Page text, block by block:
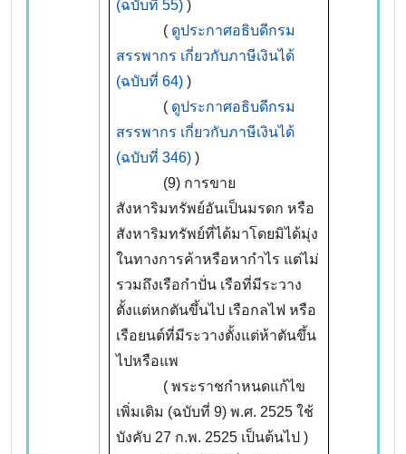
(ฉบับที่55) )
( ดูประกาศอธิบดีกรม
สรรพากร เกี่ยวกับภาษีเงินได้
(ฉบับที่64) )
( ดูประกาศอธิบดีกรม
สรรพากร เกี่ยวกับภาษีเงินได้
(ฉบับที่346) )
(9) การขาย
สังหาริมทรัพย์อันเป็นมรดก หรือ
สังหาริมทรัพย์ที่ได้มาโดยมิได้มุ่ง
ในทางการค้าหรือหากำไร แต่ไม่
รวมถึงเรือกำปั่น เรือที่มีระวาง
ตั้งแต่หกตันขึ้นไป เรือกลไฟ หรือ
เรือยนต์ที่มีระวางตั้งแต่ห้าตันขึ้น
ไปหรือแพ
( พระราชกำหนดแก้ไข
เพิ่มเติม (ฉบับที่ 9) พ.ศ. 2525 ใช้
บังคับ 27 ก.พ. 2525 เป็นต้นไป )